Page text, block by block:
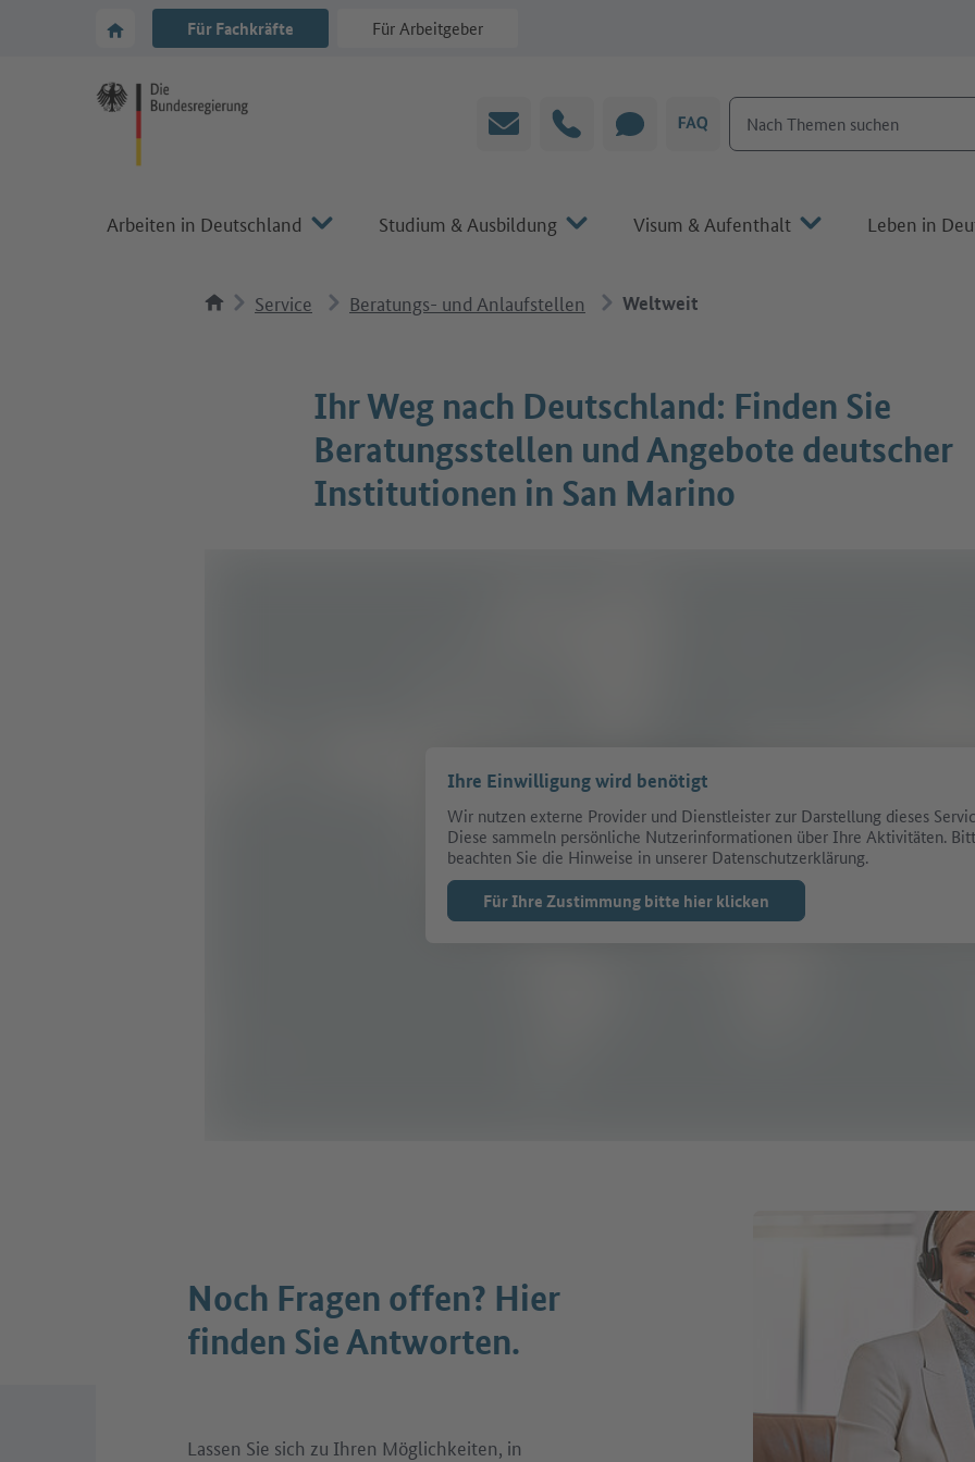
Zur Startseite von Make it in Germany
Für Fachkräfte Für Arbeitgeber
E-Mail HotlineCHAT FAQ
Nach Themen suchen
Arbeiten in Deutschland Studium & Ausbildung Visum & Aufenthalt Leben in
Service Beratungs- und Anlaufstellen Weltweit
Ihr Weg nach Deutschland: Finden Sie
Beratungsstellen und Angebote deutscher
Institutionen in San Marino
Ihre Einwilligung wird benötigt
Wir nutzen externe Provider und Dienstleister zur Darstellung dieses
Diese sammeln persönliche Nutzerinformationen über Ihre Aktivitäten.
beachten Sie die Hinweise in unserer Datenschutzerklärung.
Für Ihre Zustimmung bitte hier klicken
Noch Fragen offen? Hier
finden Sie Antworten.
Lassen Sie sich zu Ihren Möglichkeiten, in